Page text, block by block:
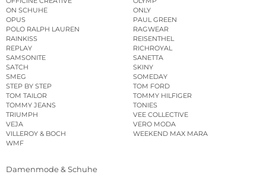
ON SCHUHE
ONLY
OPUS
PAUL GREEN
POLO RALPH LAUREN
RAGWEAR
RAINKISS
REISENTHEL
REPLAY
RICHROYAL
SAMSONITE
SANETTA
SATCH
SKINY
SMEG
SOMEDAY
STEP BY STEP
TOM FORD
TOM TAILOR
TOMMY HILFIGER
TOMMY JEANS
TONIES
TRIUMPH
VEE COLLECTIVE
VEJA
VERO MODA
VILLEROY & BOCH
WEEKEND MAX MARA
WMF
Damenmode & Schuhe